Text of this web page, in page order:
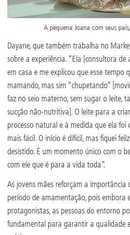
A pequena Joana com seus
Dayane, que também trabalha no
sobre a experiência. “Ela [consultora
em casa e me explicou que esse tempo
mamando, mas sim “chupetando”
faz no seio materno, sem sugar o leite,
sucção não-nutritiva]. O leite para a
processo natural e à medida que ela foi
mais fácil. O início é difícil, mas fiquei
desistido. É um momento único com o
com ele que é para a vida toda”.
As jovens mães reforçam a
período de amamentação, pois embora
protagonistas, as pessoas do entorno
fundamental para garantir a qualidade